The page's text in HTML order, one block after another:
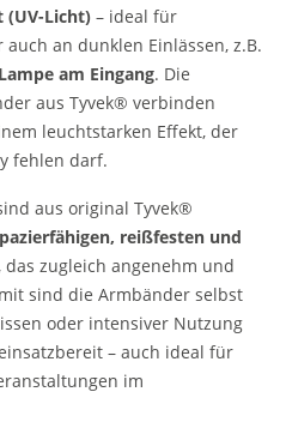
(UV-Licht) – ideal für
auch an dunklen Einlässen, z.B.
am Eingang. Die
aus Tyvek® verbinden
leuchtstarken Effekt, der
fehlen darf.
aus original Tyvek®
reißfesten und
das zugleich angenehm und
sind die Armbänder selbst
oder intensiver Nutzung
– auch ideal für
im